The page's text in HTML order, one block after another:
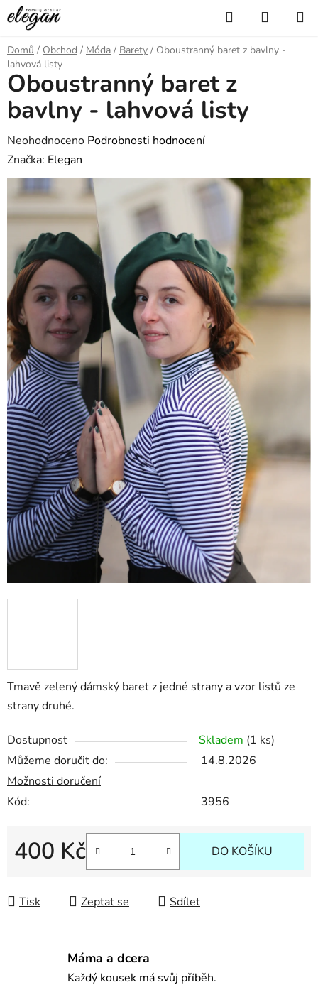
Přejít
na
obsah
Hledat
KOŠÍK
Domů / Obchod / Móda / Barety / Oboustranný baret z bavlny -
lahvová listy
Tmavě zelený dámský baret z jedné strany a vzor listů ze
strany druhé.
Dostupnost Skladem (1 ks)
Můžeme doručit do:
14.8.2026
Možnosti doručení
Kód:
3956
400 Kč DO KOŠÍKU
Tisk Zeptat se Sdílet
Oboustranný baret z
bavlny - lahvová listy
Průměrné
hodnocení
produktu
0,0
hvězdiček.
Neohodnoceno Podrobnosti hodnocení
Značka: Elegan
Máma a dcera
Každý kousek má svůj příběh.